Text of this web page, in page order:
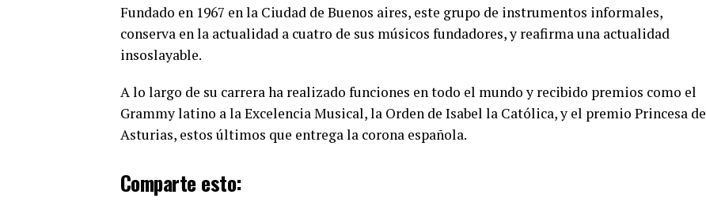
Fundado en 1967 en la Ciudad de Buenos aires, este grupo de instrumentos informales,
conserva en la actualidad a cuatro de sus músicos fundadores, y reafirma una actualidad
insoslayable.
A lo largo de su carrera ha realizado funciones en todo el mundo y recibido premios como el
Grammy latino a la Excelencia Musical, la Orden de Isabel la Católica, y el premio Princesa de
Asturias, estos últimos que entrega la corona española.
Comparte esto: